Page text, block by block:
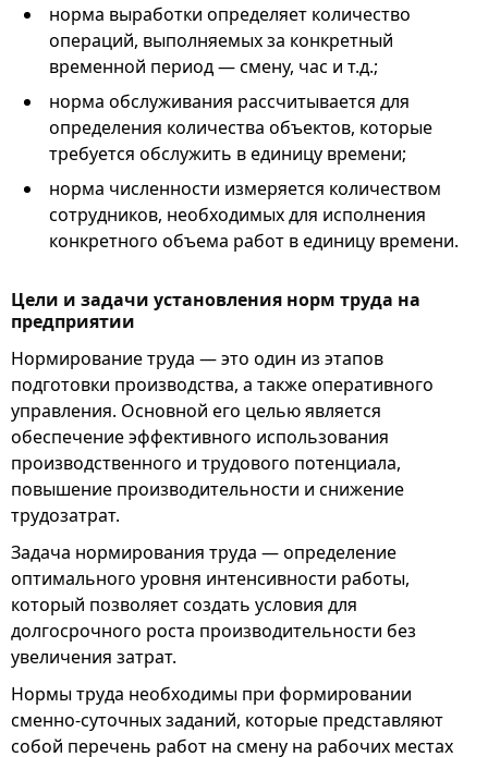
норма выработки определяет количество
операций, выполняемых за конкретный
временной период — смену, час и т.д.;
норма обслуживания рассчитывается для
определения количества объектов, которые
требуется обслужить в единицу времени;
норма численности измеряется количеством
сотрудников, необходимых для исполнения
конкретного объема работ в единицу времени.
Цели и задачи установления норм труда на
предприятии
Нормирование труда — это один из этапов
подготовки производства, а также оперативного
управления. Основной его целью является
обеспечение эффективного использования
производственного и трудового потенциала,
повышение производительности и снижение
трудозатрат.
Задача нормирования труда — определение
оптимального уровня интенсивности работы,
который позволяет создать условия для
долгосрочного роста производительности без
увеличения затрат.
Нормы труда необходимы при формировании
сменно-суточных заданий, которые представляют
собой перечень работ на смену на рабочих местах